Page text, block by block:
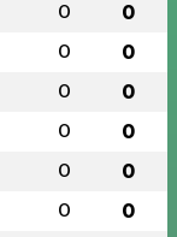
0 0
0 0
0 0
0 0
0 0
0 0